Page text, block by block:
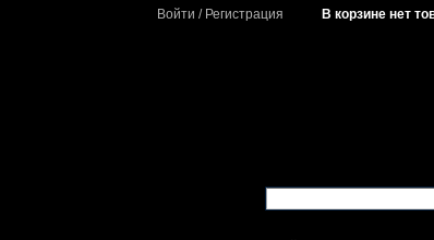
Войти / Регистрация В корзине нет